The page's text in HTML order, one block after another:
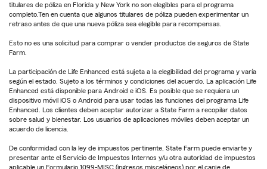
titulares de póliza en Florida y New York no son elegibles para el programa
completo.Ten en cuenta que algunos titulares de póliza pueden experimentar un
retraso antes de que una nueva póliza sea elegible para recompensas.
Esto no es una solicitud para comprar o vender productos de seguros de State
Farm.
La participación de Life Enhanced está sujeta a la elegibilidad del programa y varía
según el estado. Sujeto a los términos y condiciones del acuerdo. La aplicación Life
Enhanced está disponible para Android e iOS. Es posible que se requiera un
dispositivo móvil iOS o Android para usar todas las funciones del programa Life
Enhanced. Los clientes deben aceptar autorizar a State Farm a recopilar datos
sobre salud y bienestar. Los usuarios de aplicaciones móviles deben aceptar un
acuerdo de licencia.
De conformidad con la ley de impuestos pertinente, State Farm puede enviarte y
presentar ante el Servicio de Impuestos Internos y/u otra autoridad de impuestos
aplicable un Formulario 1099-MISC (ingresos misceláneos) por el canje de